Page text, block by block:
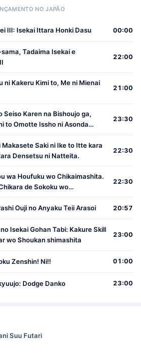
NO JAPÃO
III: Isekai Ittara Honki Dasu 00:00
Tadaima Isekai e
22:00
ni Kakeru Kimi to, Me ni Mienai
21:00
Seiso Karen na Bishoujo ga,
to Omotte Issho ni Asonda
23:30
Makasete Saki ni Ike to Itte kara
Densetsu ni Natteita.
22:30
wa Houfuku wo Chikaimashita.
de Sokoku wo
22:30
Ouji no Anyaku Teii Arasoi 20:57
Isekai Gohan Tabi: Kakure Skill
wo Shoukan shimashita
23:00
Zenshin! Ni!! 01:00
Dodge Danko 23:00
Suu Futari